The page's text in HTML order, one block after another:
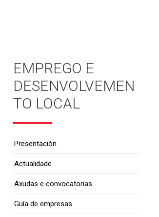
EMPREGO E
DESENVOLVEMEN
TO LOCAL
Presentación
Actualidade
Axudas e convocatorias
Guía de empresas